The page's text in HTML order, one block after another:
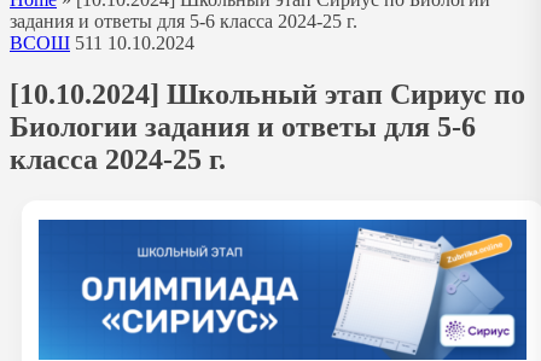
задания и ответы для 5-6 класса 2024-25 г.
ВСОШ 511 10.10.2024
[10.10.2024] Школьный этап Сириус по
Биологии задания и ответы для 5-6
класса 2024-25 г.